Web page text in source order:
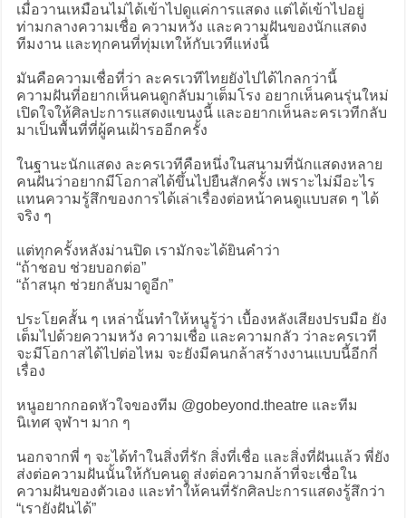
เมื่อวานเหมือนไม่ได้เข้าไปดูแค่การแสดง แต่ได้เข้าไปอยู่
ท่ามกลางความเชื่อ ความหวัง และความฝันของนักแสดง
ทีมงาน และทุกคนที่ทุ่มเทให้กับเวทีแห่งนี้
มันคือความเชื่อที่ว่า ละครเวทีไทยยังไปได้ไกลกว่านี้
ความฝันที่อยากเห็นคนดูกลับมาเต็มโรง อยากเห็นคนรุ่นใหม่
เปิดใจให้ศิลปะการแสดงแขนงนี้ และอยากเห็นละครเวทีกลับ
มาเป็นพื้นที่ที่ผู้คนเฝ้ารออีกครั้ง
ในฐานะนักแสดง ละครเวทีคือหนึ่งในสนามที่นักแสดงหลาย
คนฝันว่าอยากมีโอกาสได้ขึ้นไปยืนสักครั้ง เพราะไม่มีอะไร
แทนความรู้สึกของการได้เล่าเรื่องต่อหน้าคนดูแบบสด ๆ ได้
จริง ๆ
แต่ทุกครั้งหลังม่านปิด เรามักจะได้ยินคำว่า
“ถ้าชอบ ช่วยบอกต่อ”
“ถ้าสนุก ช่วยกลับมาดูอีก”
ประโยคสั้น ๆ เหล่านั้นทำให้หนูรู้ว่า เบื้องหลังเสียงปรบมือ ยัง
เต็มไปด้วยความหวัง ความเชื่อ และความกลัว ว่าละครเวที
จะมีโอกาสได้ไปต่อไหม จะยังมีคนกล้าสร้างงานแบบนี้อีกกี่
เรื่อง
หนูอยากกอดหัวใจของทีม @gobeyond.theatre และทีม
นิเทศ จุฬาฯ มาก ๆ
นอกจากพี่ ๆ จะได้ทำในสิ่งที่รัก สิ่งที่เชื่อ และสิ่งที่ฝันแล้ว พี่ยัง
ส่งต่อความฝันนั้นให้กับคนดู ส่งต่อความกล้าที่จะเชื่อใน
ความฝันของตัวเอง และทำให้คนที่รักศิลปะการแสดงรู้สึกว่า
“เรายังฝันได้”